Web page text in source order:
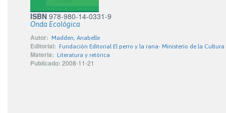
ISBN 978-980-14-0331-9
Onda Ecológica
Autor: Madden, Anabelle
Editorial: Fundación Editorial El perro y la rana- Ministerio de la Cultura
Materia: Literatura y retórica
Publicado: 2008-11-21